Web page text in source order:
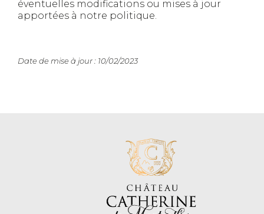
éventuelles modifications ou mises à jour
apportées à notre politique.
Date de mise à jour : 10/02/2023